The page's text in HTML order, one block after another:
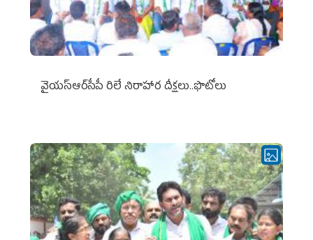
వైయ‌స్ఆర్‌సీపీ రిలే నిరాహార దీక్షలు..ఫొటోలు